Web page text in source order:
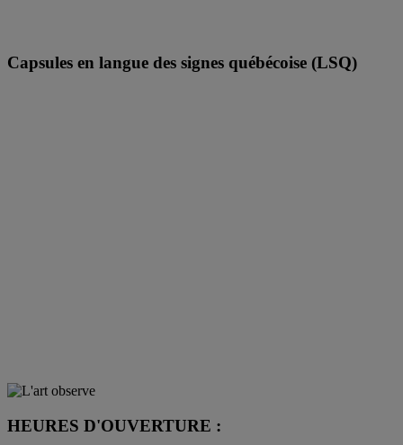
Capsules en langue des signes québécoise (LSQ)
HEURES D'OUVERTURE :